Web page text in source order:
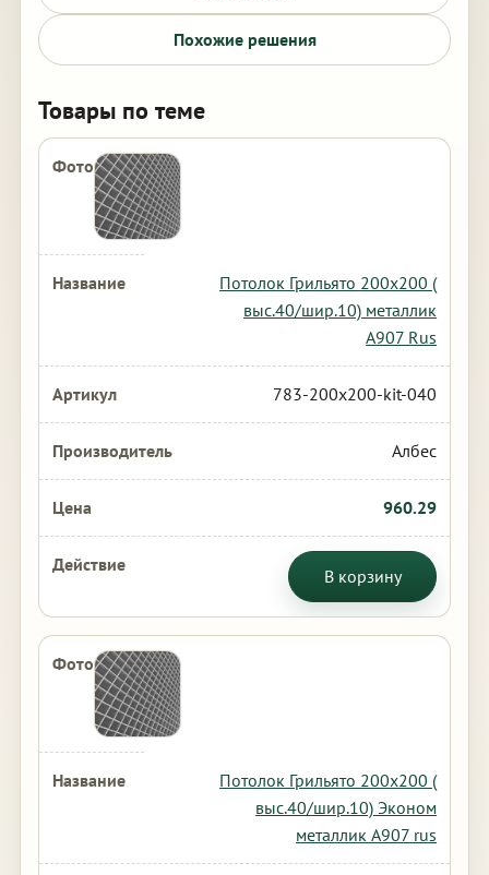
Похожие решения
Товары по теме
Потолок Грильято 200х200 (
выс.40/шир.10) металлик
А907 Rus
783-200x200-kit-040
Албес
960.29
В корзину
Потолок Грильято 200х200 (
выс.40/шир.10) Эконом
металлик А907 rus